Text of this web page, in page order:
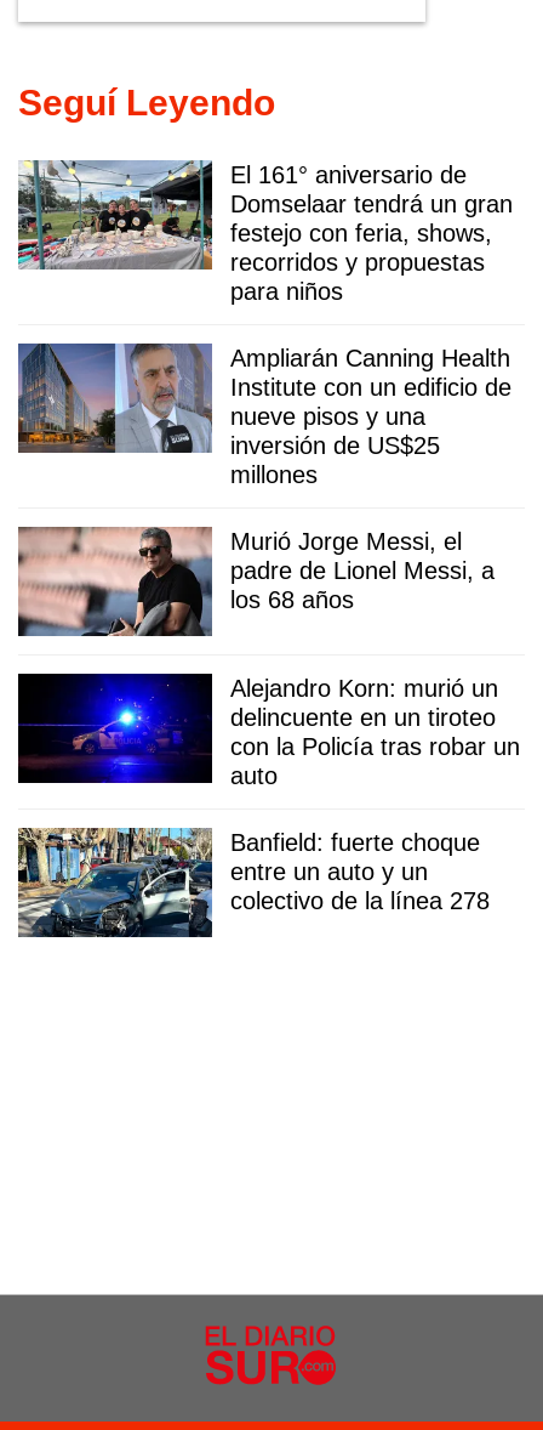
Seguí Leyendo
El 161° aniversario de
Domselaar tendrá un gran
festejo con feria, shows,
recorridos y propuestas
para niños
Ampliarán Canning Health
Institute con un edificio de
nueve pisos y una
inversión de US$25
millones
Murió Jorge Messi, el
padre de Lionel Messi, a
los 68 años
Alejandro Korn: murió un
delincuente en un tiroteo
con la Policía tras robar un
auto
Banfield: fuerte choque
entre un auto y un
colectivo de la línea 278